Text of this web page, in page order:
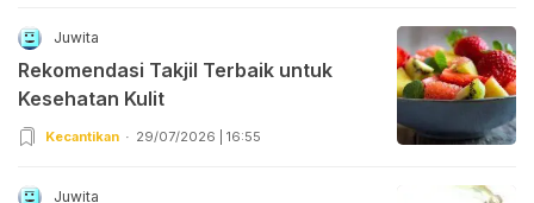
Juwita
Rekomendasi Takjil Terbaik untuk
Kesehatan Kulit
Kecantikan 29/07/2026 | 16:55
Juwita